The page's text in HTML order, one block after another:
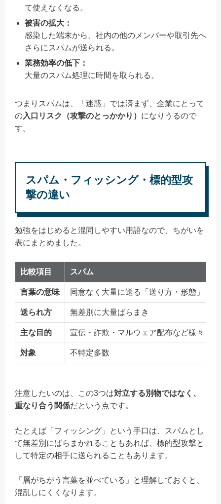
て使えなくなる。
被害の拡大：
感染した端末から、社内の他のメンバーや取引先へ
さらにスパムが送られる。
業務効率の低下：
大量のスパム処理に時間を取られる。
つまりスパムは、「迷惑」では済まず、企業にとって
の入口リスク（攻撃のとっかかり） になりうるので
す。
スパム・フィッシング・標的型攻
撃の違い
勉強をはじめると混同しやすい用語なので、ちがいを
表にまとめました。
比較項目 スパム
言葉の意味 同意なく大量に送る「送り方・形態」
送られ方 無差別に大量ばらまき
主な目的 宣伝・詐欺・マルウェア配布など様々
対象 不特定多数
注意したいのは、この3つは対立する別物ではなく、
重なり合う関係だという点です。
たとえば「フィッシング」という手口は、スパムとし
て無差別にばらまかれることもあれば、標的型攻撃と
して特定の相手に送られることもあります。
「層がちがう言葉を並べている」と理解しておくと、
混乱しにくくなります。